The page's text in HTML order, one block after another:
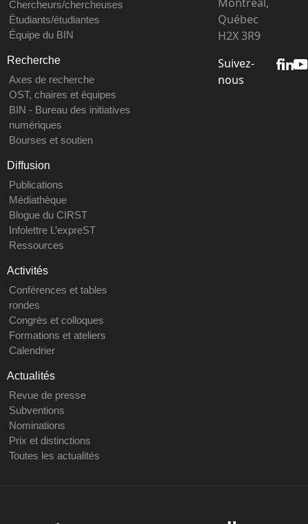
Chercheurs/chercheuses
Étudiants/étudiantes
Équipe du BIN
Recherche
Axes de recherche
OST, chaires et équipes
BIN - Bureau des initiatives
numériques
Bourses et soutien
Diffusion
Publications
Médiathèque
Blogue du CIRST
Infolettre L’expreST
Ressources
Activités
Conférences et tables
rondes
Congrès et colloques
Formations et ateliers
Calendrier
Actualités
Revue de presse
Subventions
Nominations
Prix et distinctions
Toutes les actualités
Québec
H2X 3R9
Suivez-
nous